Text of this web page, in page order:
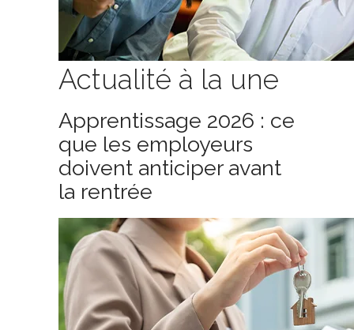
Actualité à la une
Apprentissage 2026 : ce
que les employeurs
doivent anticiper avant
la rentrée